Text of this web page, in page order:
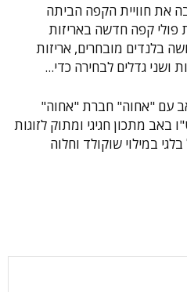
את חוויית הקפה הביתה
פולי קפה חדשה באריזות
בלנדים מובחרים, אריזות
ושני גדלים לבחירה כדי...
עם "אחוה" חברת "אחוה"
באב מתכון חגיגי ומתוק לזוגות
במילוי שוקולד וחלוה